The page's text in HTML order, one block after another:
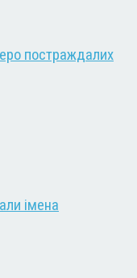
постраждалих
імена